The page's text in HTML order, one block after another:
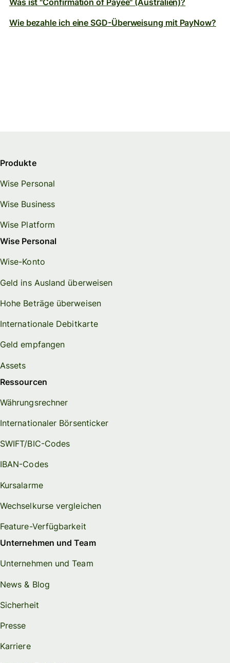
Was ist "Confirmation of Payee" (Australien)?
Wie bezahle ich eine SGD-Überweisung mit PayNow?
Produkte
Wise Personal
Wise Business
Wise Platform
Wise Personal
Wise-Konto
Geld ins Ausland überweisen
Hohe Beträge überweisen
Internationale Debitkarte
Geld empfangen
Assets
Ressourcen
Währungsrechner
Internationaler Börsenticker
SWIFT/BIC-Codes
IBAN-Codes
Kursalarme
Wechselkurse vergleichen
Feature-Verfügbarkeit
Unternehmen und Team
Unternehmen und Team
News & Blog
Sicherheit
Presse
Karriere